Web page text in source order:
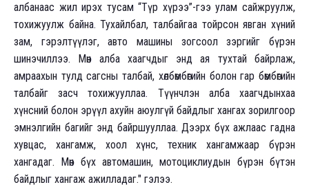
албанаас жил ирэх тусам “Түр хүрээ”-гээ улам сайжруулж,
тохижуулж байна. Тухайлбал, талбайгаа тойрсон явган хүний
зам, гэрэлтүүлэг, авто машины зогсоол зэргийг бүрэн
шинэчиллээ. Мөн алба хаагчдыг энд ая тухтай байрлаж,
амраахын тулд сагсны талбай, хөлбөмбөгийн болон гар бөмбөгийн
талбайг засч тохижууллаа. Түүнчлэн алба хаагчдынхаа
хүнсний болон эрүүл ахуйн аюулгүй байдлыг хангах зорилгоор
эмнэлгийн багийг энд байршууллаа. Дээрх бүх ажлаас гадна
хувцас, хангамж, хоол хүнс, техник хангамжаар бүрэн
хангадаг. Мөн бүх автомашин, мотоциклиудын бүрэн бүтэн
байдлыг хангаж ажилладаг." гэлээ.